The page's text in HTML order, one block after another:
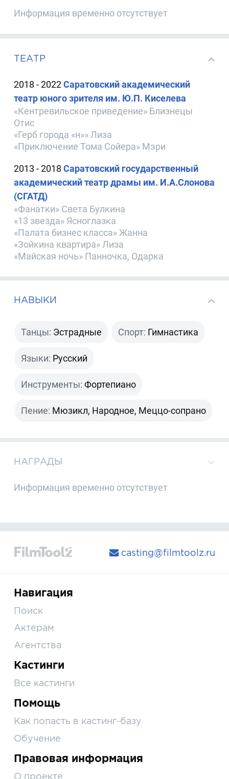
Информация временно отсутствует
ТЕАТР
2018 - 2022Саратовский академический
театр юного зрителя им. Ю.П. Киселева
«Кентревильское приведение» Близнецы
Отис
«Герб города «н»» Лиза
«Приключение Тома Сойера» Мэри
2013 - 2018Саратовский государственный
академический театр драмы им. И.А.Слонова
(СГАТД)
«Фанатки» Света Булкина
«13 звезда» Ясноглазка
«Палата бизнес класса» Жанна
«Зойкина квартира» Лиза
«Майская ночь» Панночка, Одарка
НАВЫКИ
Танцы: Эстрадные Спорт: Гимнастика
Языки: Русский
Инструменты: Фортепиано
Пение: Мюзикл, Народное, Меццо-сопрано
НАГРАДЫ
Информация временно отсутствует
casting@filmtoolz.ru
Навигация
Поиск
Актерам
Агентства
Кастинги
Все кастинги
Помощь
Как попасть в кастинг-базу
Обучение
Правовая информация
О проекте